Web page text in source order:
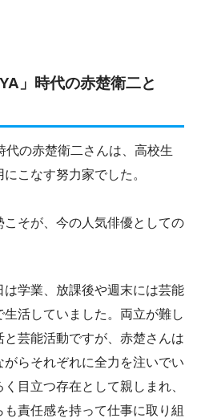
」時代の赤楚衛二と
代の赤楚衛二さんは、高校生
こなす努力家でした。
そが、今の人気俳優としての
学業、放課後や週末には芸能
活していました。両立が難し
芸能活動ですが、赤楚さんは
がらそれぞれに全力を注いでい
目立つ存在として親しまれ、
責任感を持って仕事に取り組